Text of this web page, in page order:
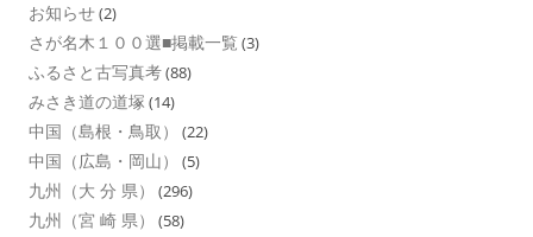
お知らせ(2)
さが名木１００選■掲載一覧 (3)
ふるさと古写真考(88)
みさき道の道塚 (14)
中国（島根・鳥取） (22)
中国（広島・岡山） (5)
九州（大 分 県） (296)
九州（宮 崎 県） (58)